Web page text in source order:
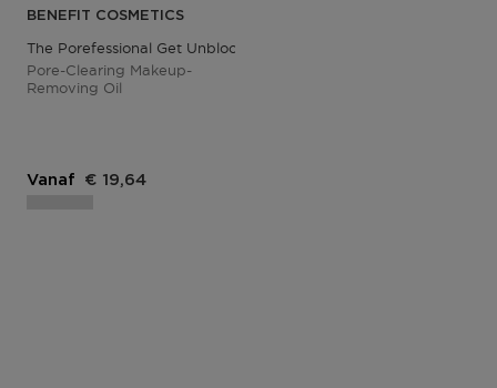
BENEFIT COSMETICS
The Porefessional Get Unblocked Mini
Pore-Clearing Makeup-
Removing Oil
Vanaf € 19,64